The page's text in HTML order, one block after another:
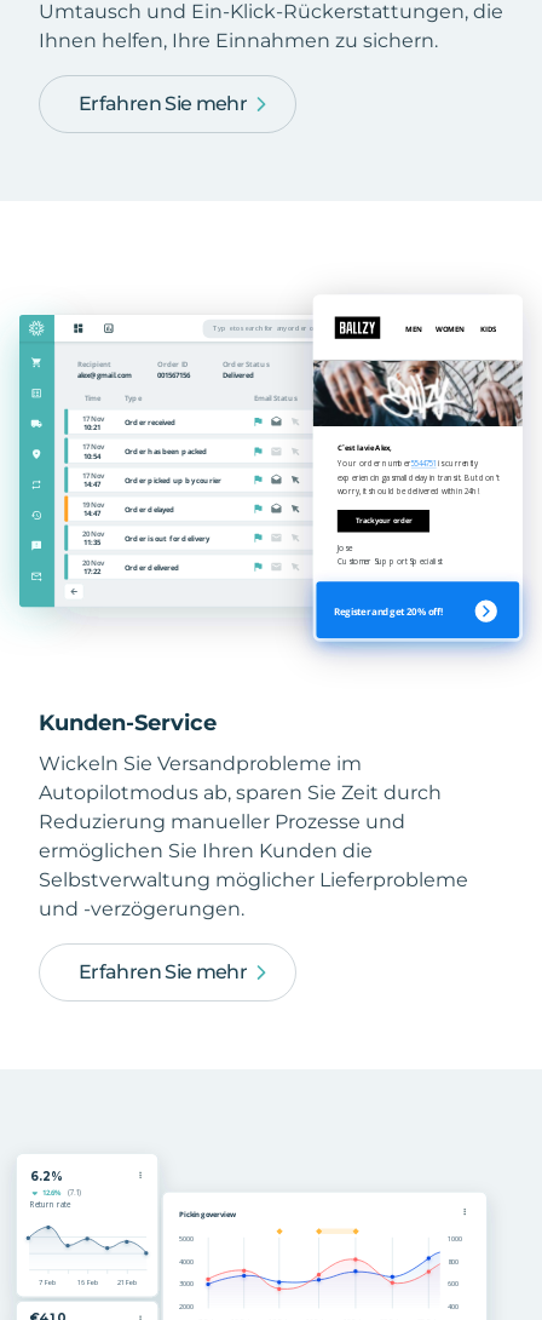
Umtausch und Ein-Klick-Rückerstattungen, die
Ihnen helfen, Ihre Einnahmen zu sichern.
Erfahren Sie mehr
Kunden-Service
Wickeln Sie Versandprobleme im
Autopilotmodus ab, sparen Sie Zeit durch
Reduzierung manueller Prozesse und
ermöglichen Sie Ihren Kunden die
Selbstverwaltung möglicher Lieferprobleme
und -verzögerungen.
Erfahren Sie mehr